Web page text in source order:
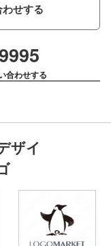
せする
合わせする
ザイ